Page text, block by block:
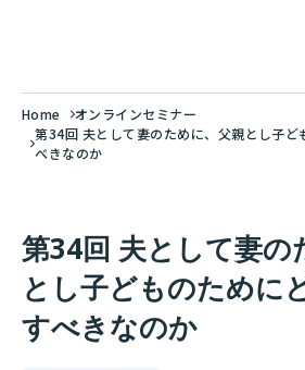
Home
オンラインセミナー
第34回 夫として妻のために、父親とし子
べきなのか
第34回 夫として妻の
とし子どものために
すべきなのか